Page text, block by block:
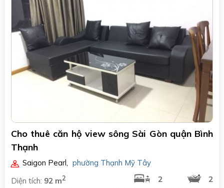
Cho thuê căn hộ view sông Sài Gòn quận Bình
Thạnh
Saigon Pearl
phường Thạnh Mỹ Tây
Diện tích: 92 m2 2
2